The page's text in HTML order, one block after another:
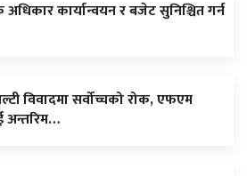
कार्यान्वयन र बजेट सुनिश्चित गर्न
विवादमा सर्वोच्चको रोक, एफएम
अन्तरिम…